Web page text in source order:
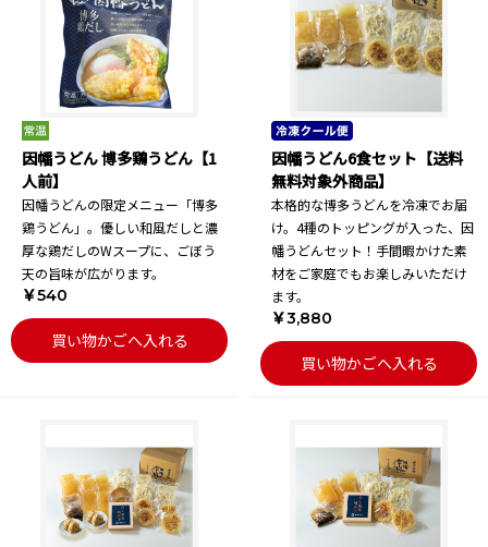
因幡うどん 博多鶏うどん【1
人前】
因幡うどんの限定メニュー「博多
鶏うどん」。優しい和風だしと濃
厚な鶏だしのWスープに、ごぼう
天の旨味が広がります。
￥540
買い物かごへ入れる
因幡うどん6食セット【送料
無料対象外商品】
本格的な博多うどんを冷凍でお届
け。4種のトッピングが入った、因
幡うどんセット！手間暇かけた素
材をご家庭でもお楽しみいただけ
ます。
￥3,880
買い物かごへ入れる